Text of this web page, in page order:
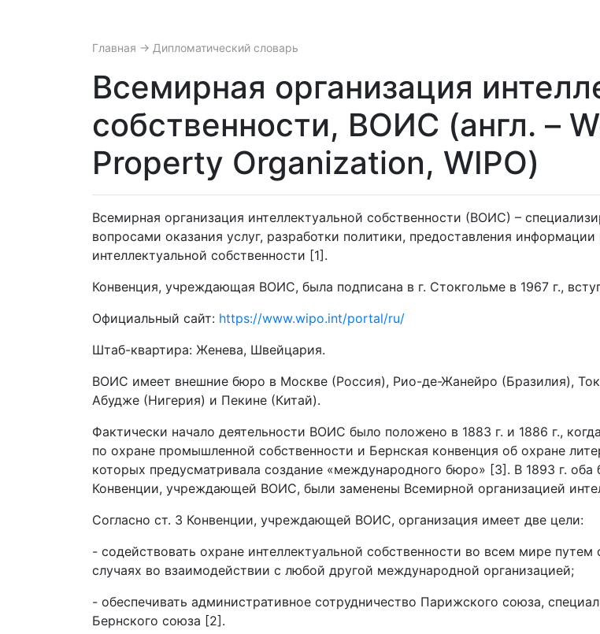
Главная → Дипломатический словарь
Всемирная организация
собственности, ВОИС (англ. –
Property Organization, WIPO)
Всемирная организация интеллектуальной собственности (ВОИС) –
вопросами оказания услуг, разработки политики, предоставления
интеллектуальной собственности [1].
Конвенция, учреждающая ВОИС, была подписана в г. Стокгольме в 1967 г.,
Официальный сайт: https://www.wipo.int/portal/ru/
Штаб-квартира: Женева, Швейцария.
ВОИС имеет внешние бюро в Москве (Россия), Рио-де-Жанейро (Бразилия),
Абудже (Нигерия) и Пекине (Китай).
Фактически начало деятельности ВОИС было положено в 1883 г. и 1886 г.,
по охране промышленной собственности и Бернская конвенция об охране
которых предусматривала создание «международного бюро» [3]. В 1893 г.
Конвенции, учреждающей ВОИС, были заменены Всемирной организацией
Согласно ст. 3 Конвенции, учреждающей ВОИС, организация имеет две цели:
- содействовать охране интеллектуальной собственности во всем мире
случаях во взаимодействии с любой другой международной организацией;
- обеспечивать административное сотрудничество Парижского союза,
Бернского союза [2].